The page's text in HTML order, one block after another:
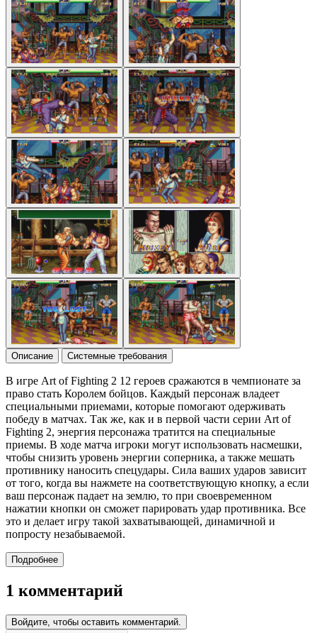
Описание Системные требования
В игре Art of Fighting 2 12 героев сражаются в чемпионате за
право стать Королем бойцов. Каждый персонаж владеет
специальными приемами, которые помогают одерживать
победу в матчах. Так же, как и в первой части серии Art of
Fighting 2, энергия персонажа тратится на специальные
приемы. В ходе матча игроки могут использовать насмешки,
чтобы снизить уровень энергии соперника, а также мешать
противнику наносить спецудары. Сила ваших ударов зависит
от того, когда вы нажмете на соответствующую кнопку, а если
ваш персонаж падает на землю, то при своевременном
нажатии кнопки он сможет парировать удар противника. Все
это и делает игру такой захватывающей, динамичной и
попросту незабываемой.
Подробнее
1 комментарий
Войдите, чтобы оставить комментарий.